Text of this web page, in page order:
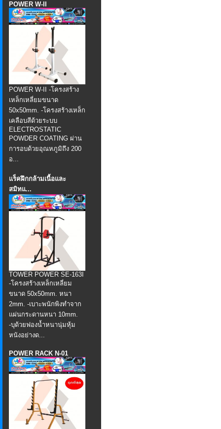
POWER W-II
POWER W-II -โครงสร้าง
เหล็กเหลี่ยมขนาด
50x50mm. -โครงสร้างเหล็ก
เคลือบสีด้วยระบบ
ELECTROSTATIC
POWDER COATING ผ่าน
การอบด้วยอุณหภูมิถึง 200
อ...
แร็คฝึกกล้ามเนื้อและ
สมิทแ...
TOWER POWER SE-163I
-โครงสร้างเหล็กเหลี่ยม
ขนาด 50x50mm. หนา
2mm. -เบาะพนักพิงทำจาก
แผ่นกระดานหนา 10mm.
-บุด้วยฟองน้ำหนานุ่มหุ้ม
หนังอย่างด...
POWER RACK N-01